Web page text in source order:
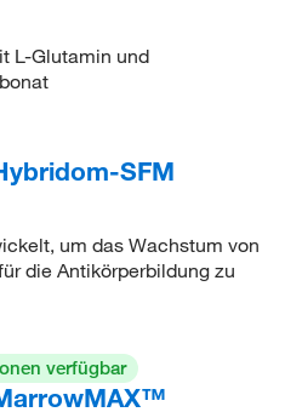
L-Glutamin und
SFM
um das Wachstum von
die Antikörperbildung zu
verfügbar